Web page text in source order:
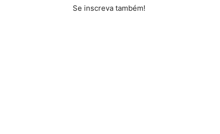
Se inscreva também!